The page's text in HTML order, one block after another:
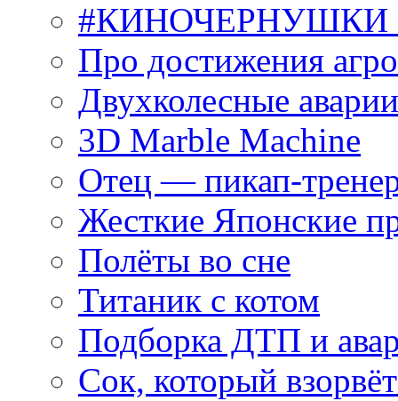
#КИНОЧЕРНУШКИ
Про достижения
Двухколесные
3D Marble Machine
Отец — пикап-
Жесткие Японские
Полёты во сне
Титаник с котом
Подборка ДТП и
Сок, который